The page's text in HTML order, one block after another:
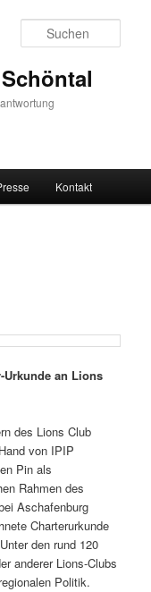
Kontakt
Urkunde an Lions
des Lions Club
von IPIP
Pin als
Rahmen des
Aschafenburg
Charterurkunde
den rund 120
anderer Lions-Clubs
Politik.